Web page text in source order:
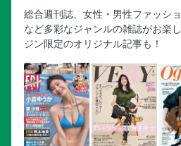
総合週刊誌、女性・男性ファッシ
など多彩なジャンルの雑誌がお楽
ジン限定のオリジナル記事も！